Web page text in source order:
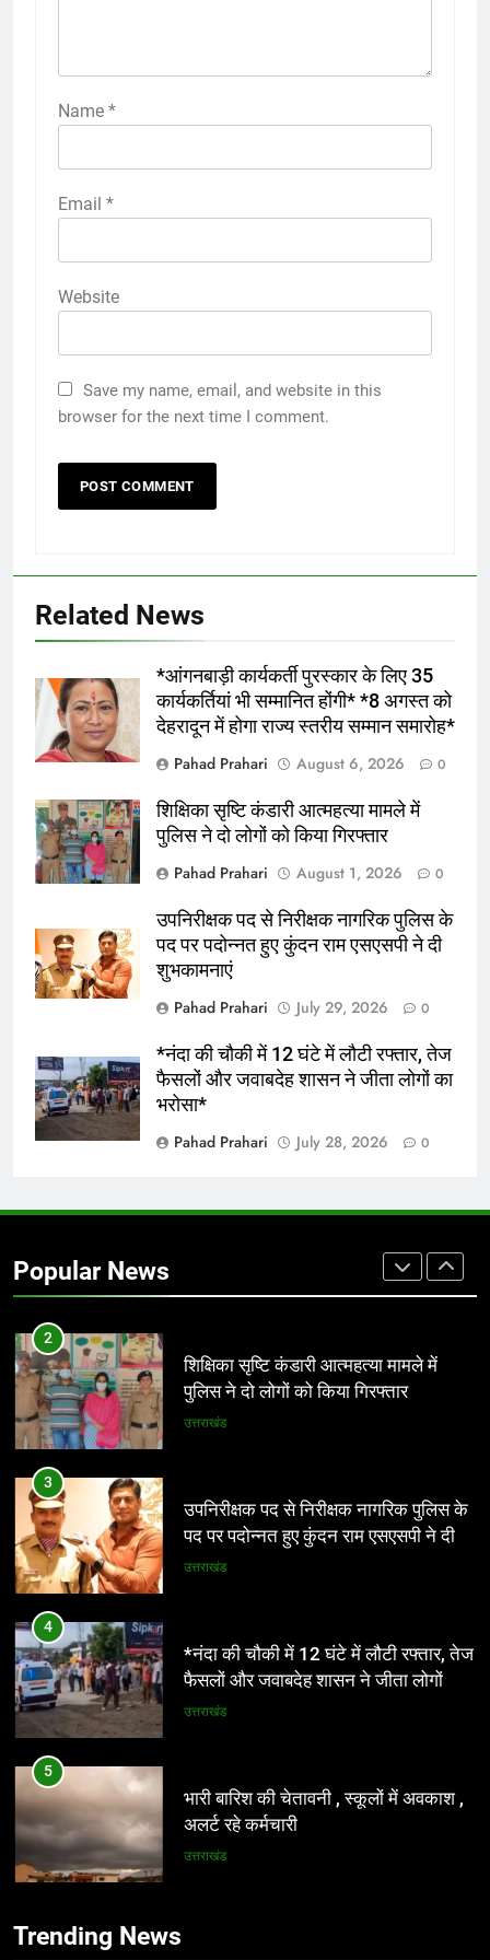
Name *
Email *
Website
Save my name, email, and website in this
browser for the next time I comment.
Related News
*आंगनबाड़ी कार्यकर्ती पुरस्कार के लिए 35
कार्यकर्तियां भी सम्मानित होंगी* *8 अगस्त को
देहरादून में होगा राज्य स्तरीय सम्मान समारोह*
Pahad Prahari
August 6, 2026 0
शिक्षिका सृष्टि कंडारी आत्महत्या मामले में
पुलिस ने दो लोगों को किया गिरफ्तार
Pahad Prahari
August 1, 2026 0
उपनिरीक्षक पद से निरीक्षक नागरिक पुलिस के
पद पर पदोन्नत हुए कुंदन राम एसएसपी ने दी
शुभकामनाएं
Pahad Prahari
July 29, 2026 0
*नंदा की चौकी में 12 घंटे में लौटी रफ्तार, तेज
फैसलों और जवाबदेह शासन ने जीता लोगों का
भरोसा*
Pahad Prahari
July 28, 2026 0
Popular News
5
भारी बारिश की चेतावनी , स्कूलों में अवकाश ,
अलर्ट रहे कर्मचारी
उत्तराखंड
6
भू-स्वामियों ने दर्ज कराईं आपत्तियां व सुझाव,
एमडीडीए ने लोगों से बढ़-चढ़कर भागीदारी की
अपील की*
उत्तराखंड
*राशन डीलरों का लाभांश बढ़ा, अब प्रति
कुंतल मिलेंगे 195 रुपये
*चौथे दिन नगर निगम में उमड़ी सहभागिता,
सेक्टर-04 के नागरिकों और संगठनों ने रखे
उत्तराखंड
*आंगनबाड़ी कार्यकर्ती पुरस्कार के लिए 35
देहरादून में होगा राज्य स्तरीय सम्मान समारोह*
2
शिक्षिका सृष्टि कंडारी आत्महत्या मामले में
पुलिस ने दो लोगों को किया गिरफ्तार
उत्तराखंड
3
उपनिरीक्षक पद से निरीक्षक नागरिक पुलिस के
पद पर पदोन्नत हुए कुंदन राम एसएसपी ने दी
शुभकामनाएं
उत्तराखंड
4
*नंदा की चौकी में 12 घंटे में लौटी रफ्तार, तेज
फैसलों और जवाबदेह शासन ने जीता लोगों का
भरोसा*
उत्तराखंड
5
भारी बारिश की चेतावनी , स्कूलों में अवकाश ,
अलर्ट रहे कर्मचारी
उत्तराखंड
Trending News